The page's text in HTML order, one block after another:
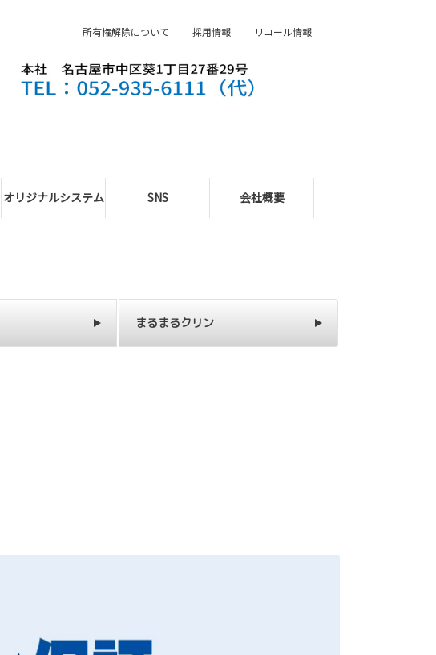
オリジナルシステム SNS 会社概要
所有権解除について 採用情報 リコール情報
まるまるクリン